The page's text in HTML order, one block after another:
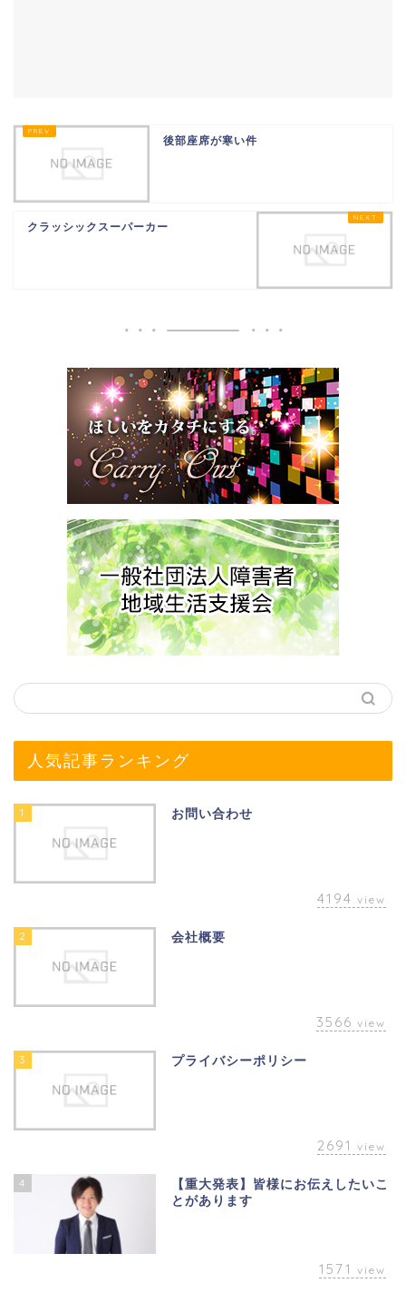
後部座席が寒い件
クラッシックスーパーカー
人気記事ランキング
1 お問い合わせ
4194 view
2 会社概要
3566 view
3 プライバシーポリシー
2691 view
4
【重大発表】皆様にお伝えしたいこ
とがあります
1571 view